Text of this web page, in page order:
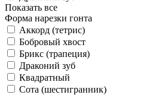
Показать все
Форма нарезки гонта
Аккорд (тетрис)
Бобровый хвост
Брикс (трапеция)
Драконий зуб
Квадратный
Сота (шестигранник)